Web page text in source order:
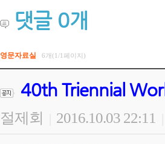
댓글 0개
영문자료실 6개(1/1페이지)
40th Triennial
절제회 2016.10.03 22:11